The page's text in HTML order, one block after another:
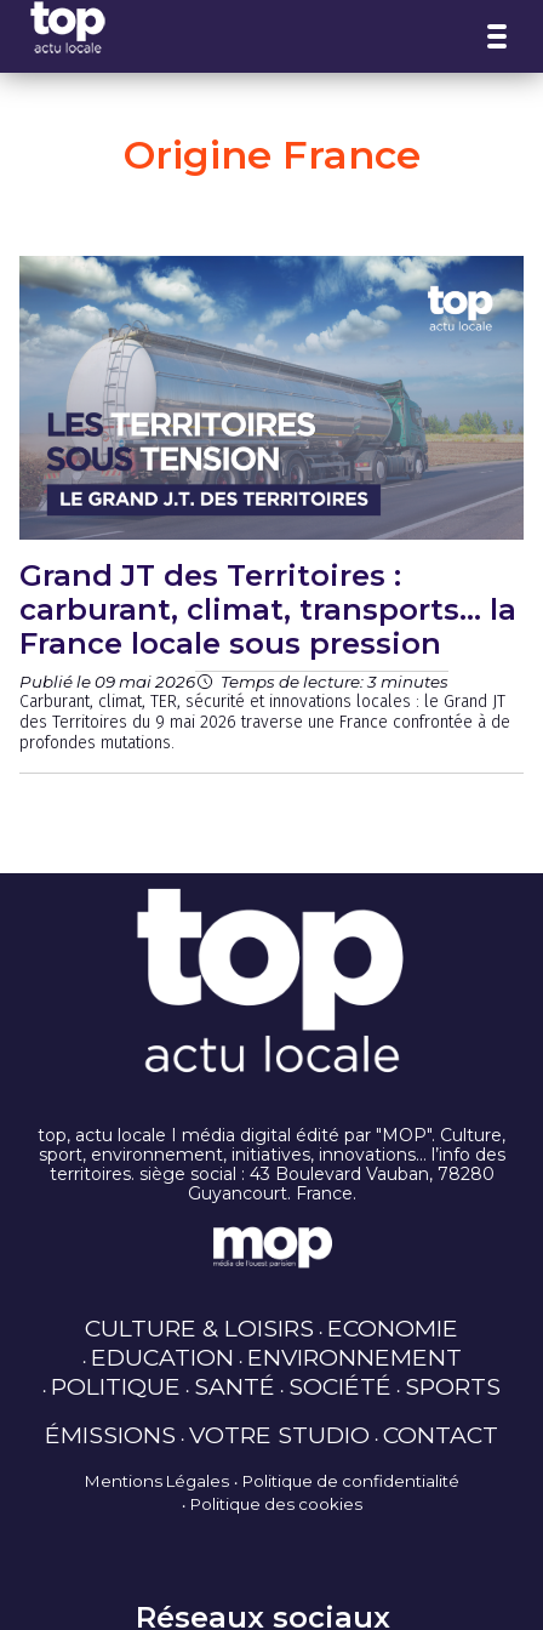
Origine France
Grand JT des Territoires :
carburant, climat, transports… la
France locale sous pression
Publié le 09 mai 2026 Temps de lecture: 3 minutes
Carburant, climat, TER, sécurité et innovations locales : le Grand JT
des Territoires du 9 mai 2026 traverse une France confrontée à de
profondes mutations.
top, actu locale I média digital édité par "MOP". Culture,
sport, environnement, initiatives, innovations… l’info des
territoires. siège social : 43 Boulevard Vauban, 78280
Guyancourt. France.
CULTURE & LOISIRS ECONOMIE
EDUCATION ENVIRONNEMENT
POLITIQUE SANTÉ SOCIÉTÉ SPORTS
ÉMISSIONS VOTRE STUDIO CONTACT
Mentions Légales
Politique de confidentialité
Politique des cookies
Réseaux sociaux
Panneau de gestion des cookies